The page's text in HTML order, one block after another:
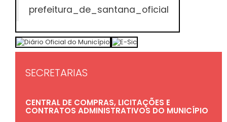
prefeitura_de_santana_oficial
SECRETARIAS
CENTRAL DE COMPRAS, LICITAÇÕES E
CONTRATOS ADMINISTRATIVOS DO MUNICÍPIO